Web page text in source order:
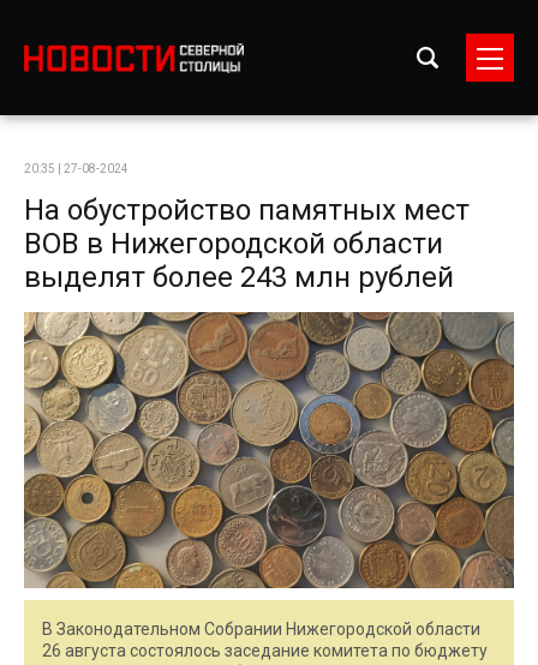
20:35 | 27-08-2024
На обустройство памятных мест
ВОВ в Нижегородской области
выделят более 243 млн рублей
В Законодательном Собрании Нижегородской области
26 августа состоялось заседание комитета по бюджету